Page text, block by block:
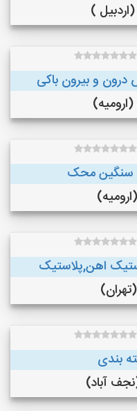
و بیرون باکی
سنگین محک
اهن,پلاستیک
بندی